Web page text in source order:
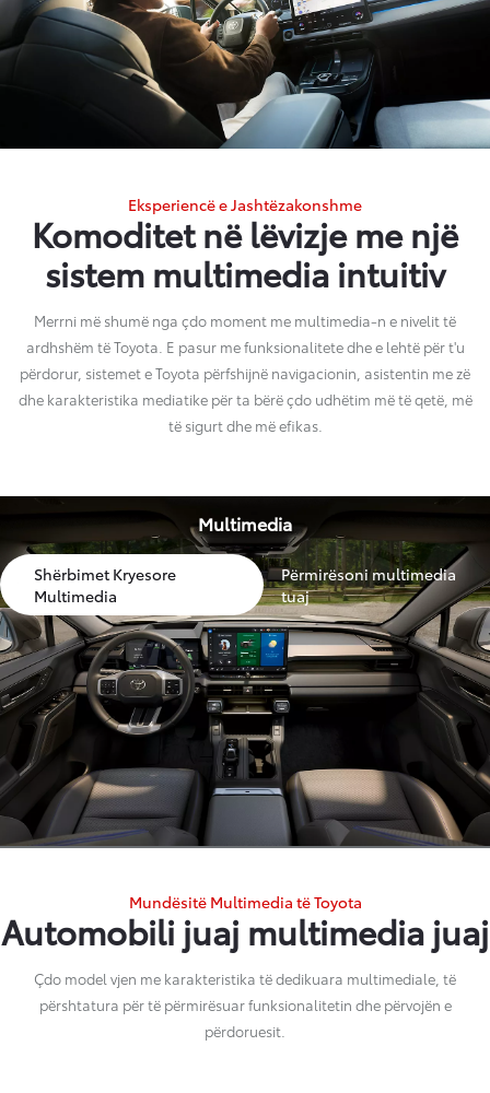
Eksperiencë e Jashtëzakonshme
Komoditet në lëvizje me një
sistem multimedia intuitiv
Merrni më shumë nga çdo moment me multimedia-n e nivelit të
ardhshëm të Toyota. E pasur me funksionalitete dhe e lehtë për t'u
përdorur, sistemet e Toyota përfshijnë navigacionin, asistentin me zë
dhe karakteristika mediatike për ta bërë çdo udhëtim më të qetë, më
të sigurt dhe më efikas.
Multimedia
Shërbimet Kryesore
Multimedia
Përmirësoni multimedia
tuaj
Mundësitë Multimedia të Toyota
Automobili juaj multimedia juaj
përshtatura për të përmirësuar funksionalitetin dhe përvojën e
përdoruesit.
Llojet e multimedia-s